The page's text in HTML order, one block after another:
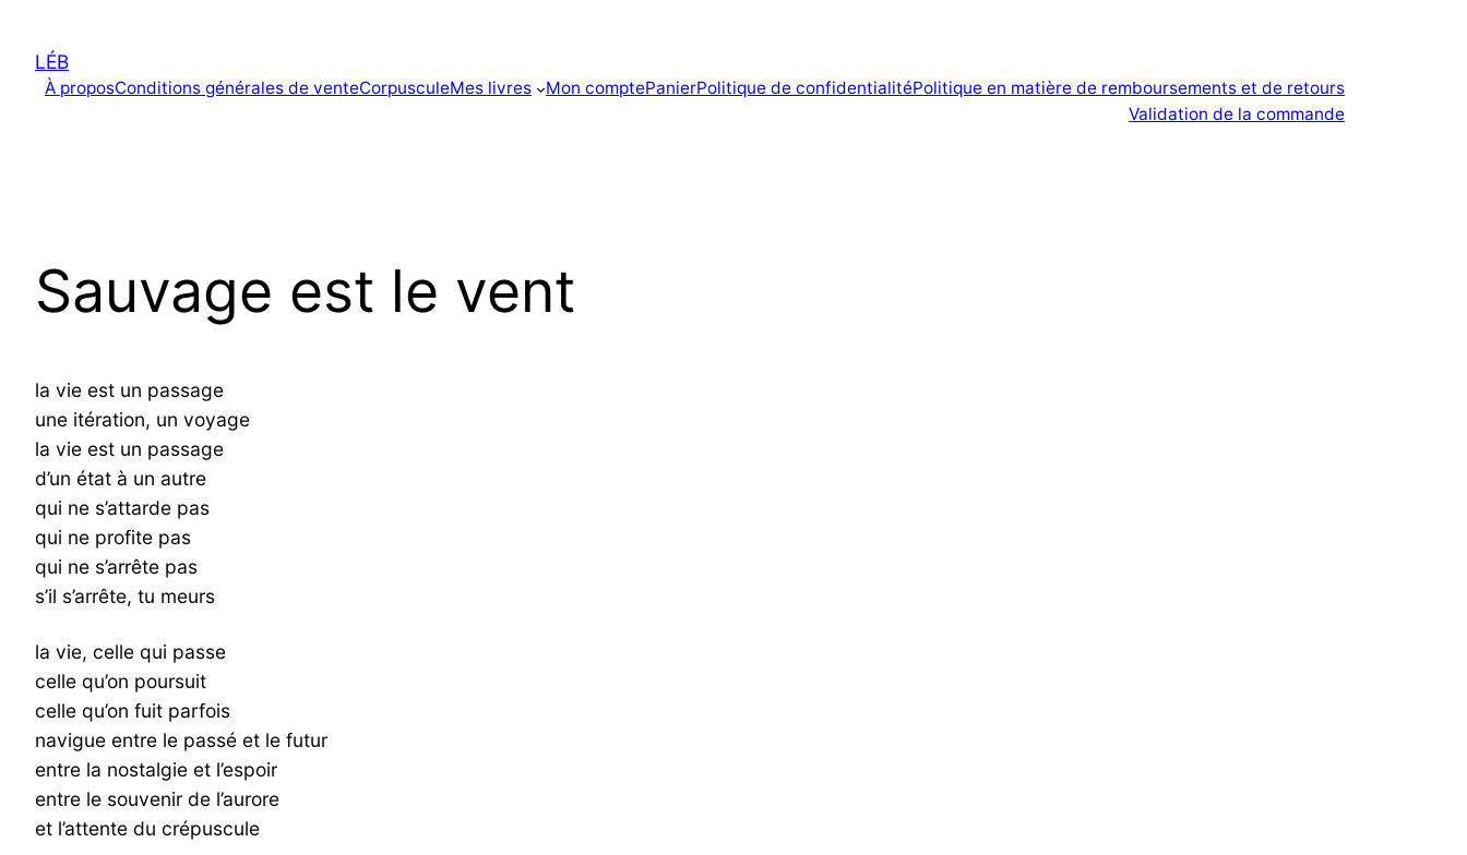
contenu
LÉB
À proposConditions générales de venteCorpusculeMes livres Mon comptePanierPolitique de confidentialitéPolitique en matière de remboursements et de retours
Validation de la commande
Sauvage est le vent
la vie est un passage
une itération, un voyage
la vie est un passage
d’un état à un autre
qui ne s’attarde pas
qui ne profite pas
qui ne s’arrête pas
s’il s’arrête, tu meurs
la vie, celle qui passe
celle qu’on poursuit
celle qu’on fuit parfois
navigue entre le passé et le futur
entre la nostalgie et l’espoir
entre le souvenir de l’aurore
et l’attente du crépuscule